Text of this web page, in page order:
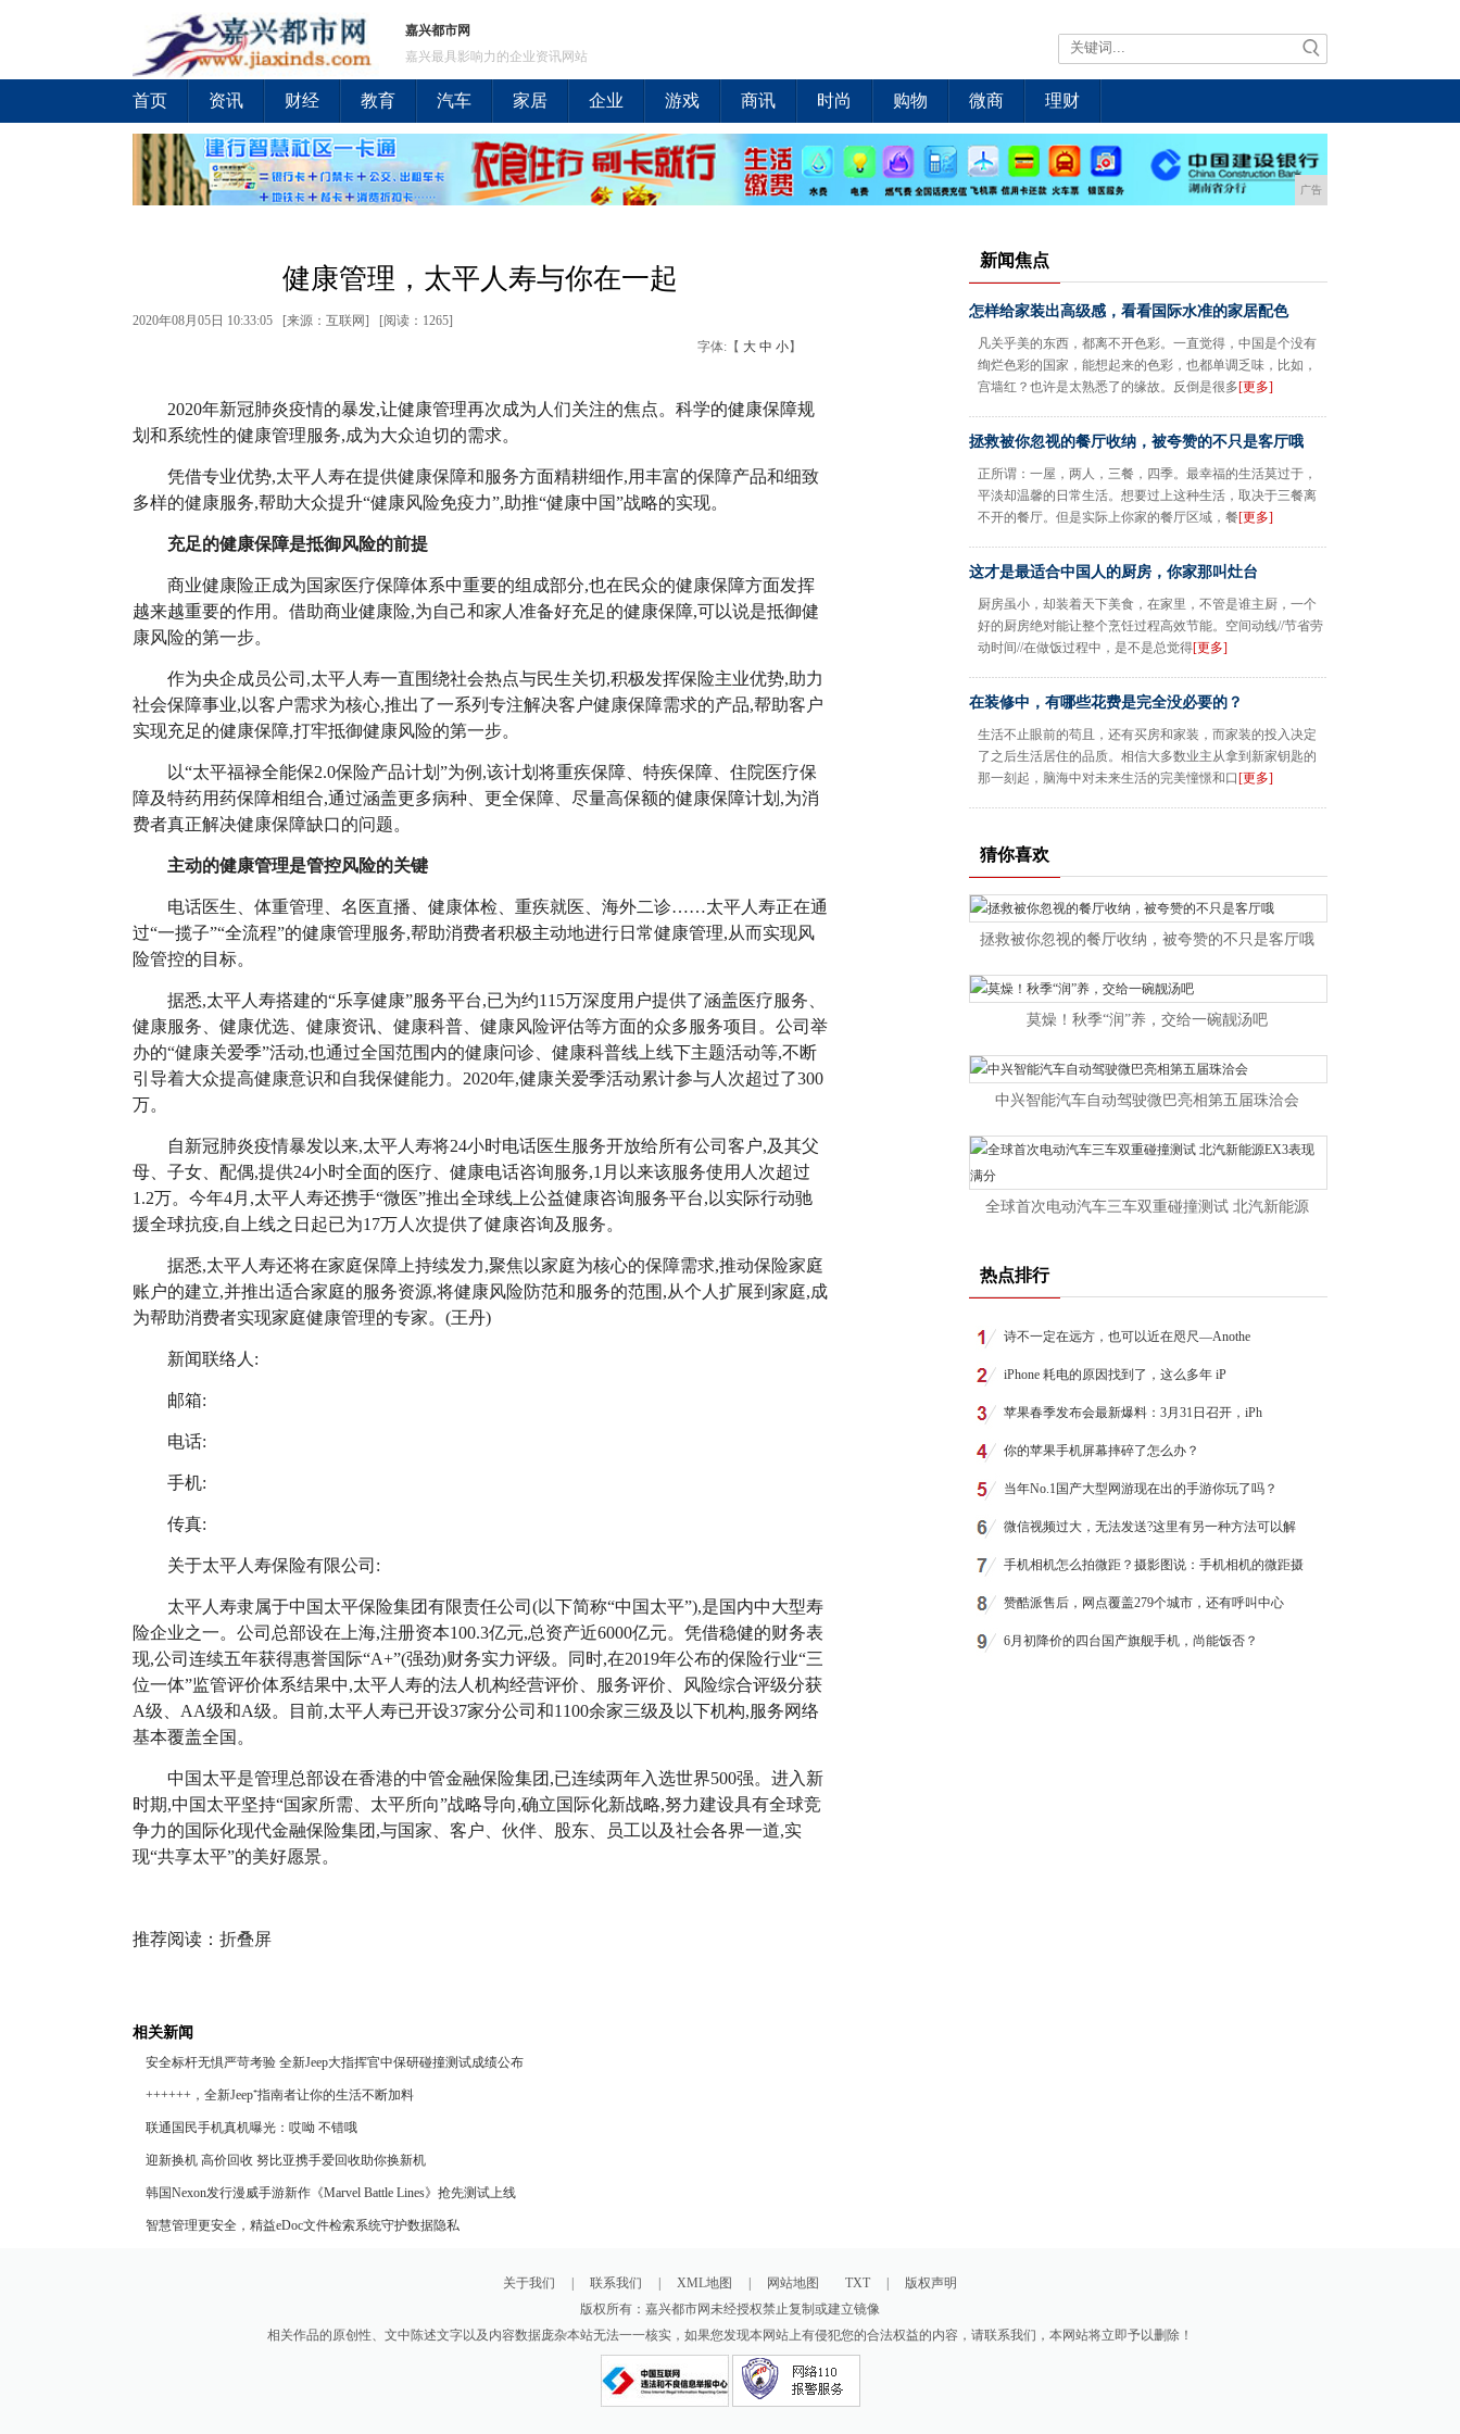
嘉兴都市网
嘉兴最具影响力的企业资讯网站
首页 资讯 财经 教育 汽车 家居 企业 游戏 商讯 时尚 购物 微商 理财
广告
健康管理，太平人寿与你在一起
2020年08月05日 10:33:05 [来源：互联网] [阅读：1265]
字体:【 大 中 小】
2020年新冠肺炎疫情的暴发,让健康管理再次成为人们关注的焦点。科学的健康保障规
划和系统性的健康管理服务,成为大众迫切的需求。
凭借专业优势,太平人寿在提供健康保障和服务方面精耕细作,用丰富的保障产品和细致
多样的健康服务,帮助大众提升“健康风险免疫力”,助推“健康中国”战略的实现。
充足的健康保障是抵御风险的前提
商业健康险正成为国家医疗保障体系中重要的组成部分,也在民众的健康保障方面发挥
越来越重要的作用。借助商业健康险,为自己和家人准备好充足的健康保障,可以说是抵御健
康风险的第一步。
作为央企成员公司,太平人寿一直围绕社会热点与民生关切,积极发挥保险主业优势,助力
社会保障事业,以客户需求为核心,推出了一系列专注解决客户健康保障需求的产品,帮助客户
实现充足的健康保障,打牢抵御健康风险的第一步。
以“太平福禄全能保2.0保险产品计划”为例,该计划将重疾保障、特疾保障、住院医疗保
障及特药用药保障相组合,通过涵盖更多病种、更全保障、尽量高保额的健康保障计划,为消
费者真正解决健康保障缺口的问题。
主动的健康管理是管控风险的关键
电话医生、体重管理、名医直播、健康体检、重疾就医、海外二诊……太平人寿正在通
过“一揽子”“全流程”的健康管理服务,帮助消费者积极主动地进行日常健康管理,从而实现风
险管控的目标。
据悉,太平人寿搭建的“乐享健康”服务平台,已为约115万深度用户提供了涵盖医疗服务、
健康服务、健康优选、健康资讯、健康科普、健康风险评估等方面的众多服务项目。公司举
办的“健康关爱季”活动,也通过全国范围内的健康问诊、健康科普线上线下主题活动等,不断
引导着大众提高健康意识和自我保健能力。 2020年,健康关爱季活动累计参与人次超过了300
万。
自新冠肺炎疫情暴发以来,太平人寿将24小时电话医生服务开放给所有公司客户,及其父
母、子女、配偶,提供24小时全面的医疗、健康电话咨询服务,1 月以来该服务使用人次超过
1.2万。今年4月,太平人寿还携手“微医”推出全球线上公益健康咨询服务平台,以实际行动驰
援全球抗疫,自上线之日起已为17万人次提供了健康咨询及服务。
据悉,太平人寿还将在家庭保障上持续发力,聚焦以家庭为核心的保障需求,推动保险家庭
账户的建立,并推出适合家庭的服务资源,将健康风险防范和服务的范围,从个人扩展到家庭,成
为帮助消费者实现家庭健康管理的专家。(王丹)
新闻联络人:
邮箱:
电话:
手机:
传真:
关于太平人寿保险有限公司:
太平人寿隶属于中国太平保险集团有限责任公司(以下简称“中国太平”),是国内中大型寿
险企业之一。公司总部设在上海,注册资本100.3亿元,总资产近6000亿元。凭借稳健的财务表
现,公司连续五年获得惠誉国际“A+”(强劲)财务实力评级。同时,在2019年公布的保险行业“三
位一体”监管评价体系结果中,太平人寿的法人机构经营评价、服务评价、风险综合评级分获
A级、AA级和A级。目前,太平人寿已开设37家分公司和1100余家三级及以下机构,服务网络
基本覆盖全国。
中国太平是管理总部设在香港的中管金融保险集团,已连续两年入选世界500强。进入新
时期,中国太平坚持“国家所需、太平所向”战略导向,确立国际化新战略,努力建设具有全球竞
争力的国际化现代金融保险集团,与国家、客户、伙伴、股东、员工以及社会各界一道,实
现“共享太平”的美好愿景。
推荐阅读： 折叠屏
相关新闻
安全标杆无惧严苛考验 全新Jeep大指挥官中保研碰撞测试成绩公布
++++++，全新Jeep⁺指南者让你的生活不断加料
联通国民手机真机曝光：哎呦 不错哦
迎新换机 高价回收 努比亚携手爱回收助你换新机
韩国Nexon发行漫威手游新作《Marvel Battle Lines》抢先测试上线
智慧管理更安全，精益eDoc文件检索系统守护数据隐私
新闻焦点
怎样给家装出高级感，看看国际水准的家居配色
凡关乎美的东西，都离不开色彩。一直觉得，中国是个没有
绚烂色彩的国家，能想起来的色彩，也都单调乏味，比如，
宫墙红？也许是太熟悉了的缘故。反倒是很多[更多]
拯救被你忽视的餐厅收纳，被夸赞的不只是客厅哦
正所谓：一屋，两人，三餐，四季。最幸福的生活莫过于，
平淡却温馨的日常生活。想要过上这种生活，取决于三餐离
不开的餐厅。但是实际上你家的餐厅区域，餐[更多]
这才是最适合中国人的厨房，你家那叫灶台
厨房虽小，却装着天下美食，在家里，不管是谁主厨，一个
好的厨房绝对能让整个烹饪过程高效节能。空间动线//节省劳
动时间//在做饭过程中，是不是总觉得[更多]
在装修中，有哪些花费是完全没必要的？
生活不止眼前的苟且，还有买房和家装，而家装的投入决定
了之后生活居住的品质。相信大多数业主从拿到新家钥匙的
那一刻起，脑海中对未来生活的完美憧憬和口 [更多]
猜你喜欢
拯救被你忽视的餐厅收纳，被夸赞的不只是客厅哦
莫燥！秋季“润”养，交给一碗靓汤吧
中兴智能汽车自动驾驶微巴亮相第五届珠洽会
全球首次电动汽车三车双重碰撞测试 北汽新能源
热点排行
诗不一定在远方，也可以近在咫尺—Anothe
iPhone 耗电的原因找到了，这么多年 iP
苹果春季发布会最新爆料：3月31日召开，iPh
你的苹果手机屏幕摔碎了怎么办？
当年No.1国产大型网游现在出的手游你玩了吗？
微信视频过大，无法发送?这里有另一种方法可以解
手机相机怎么拍微距？摄影图说：手机相机的微距摄
赞酷派售后，网点覆盖279个城市，还有呼叫中心
6月初降价的四台国产旗舰手机，尚能饭否？
关于我们 联系我们 XML地图 网站地图 TXT
版权声明
版权所有：嘉兴都市网未经授权禁止复制或建立镜像
相关作品的原创性、文中陈述文字以及内容数据庞杂本站无法一一核实，如果您发现本网站上有侵犯您的合法权益的内容，请联系我们，本网站将立即予以删除！